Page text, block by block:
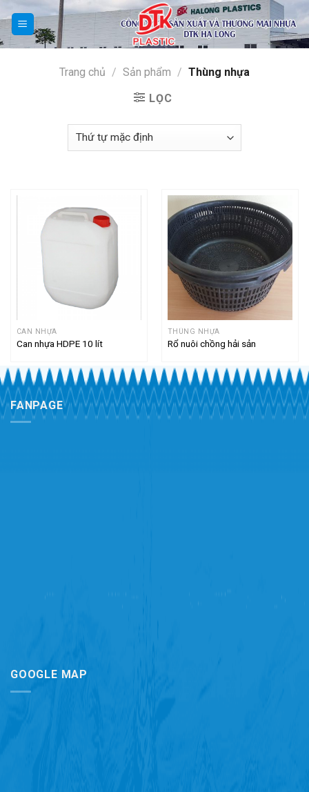
to
content
Trang chủ / Sản phẩm / Thùng nhựa
LỌC
CAN NHỰA
Can nhựa HDPE 10 lít
THÙNG NHỰA
Rổ nuôi chồng hải sản
FANPAGE
GOOGLE MAP